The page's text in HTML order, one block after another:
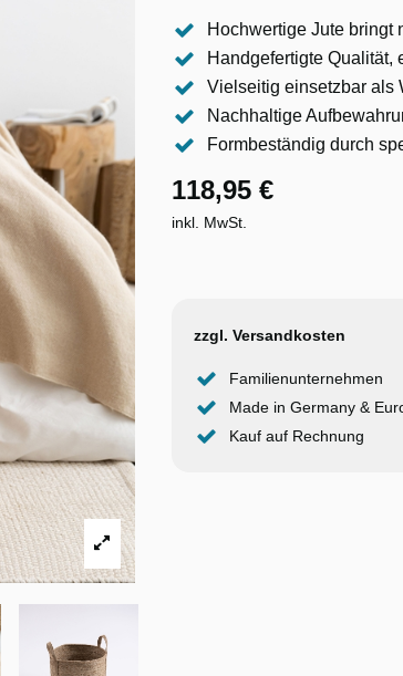
Hochwertige Jute bringt
Handgefertigte Qualität,
Vielseitig einsetzbar als
Nachhaltige
Formbeständig durch
118,95 €
inkl. MwSt.
zzgl. Versandkosten
Familienunternehmen
Made in Germany &
Kauf auf Rechnung